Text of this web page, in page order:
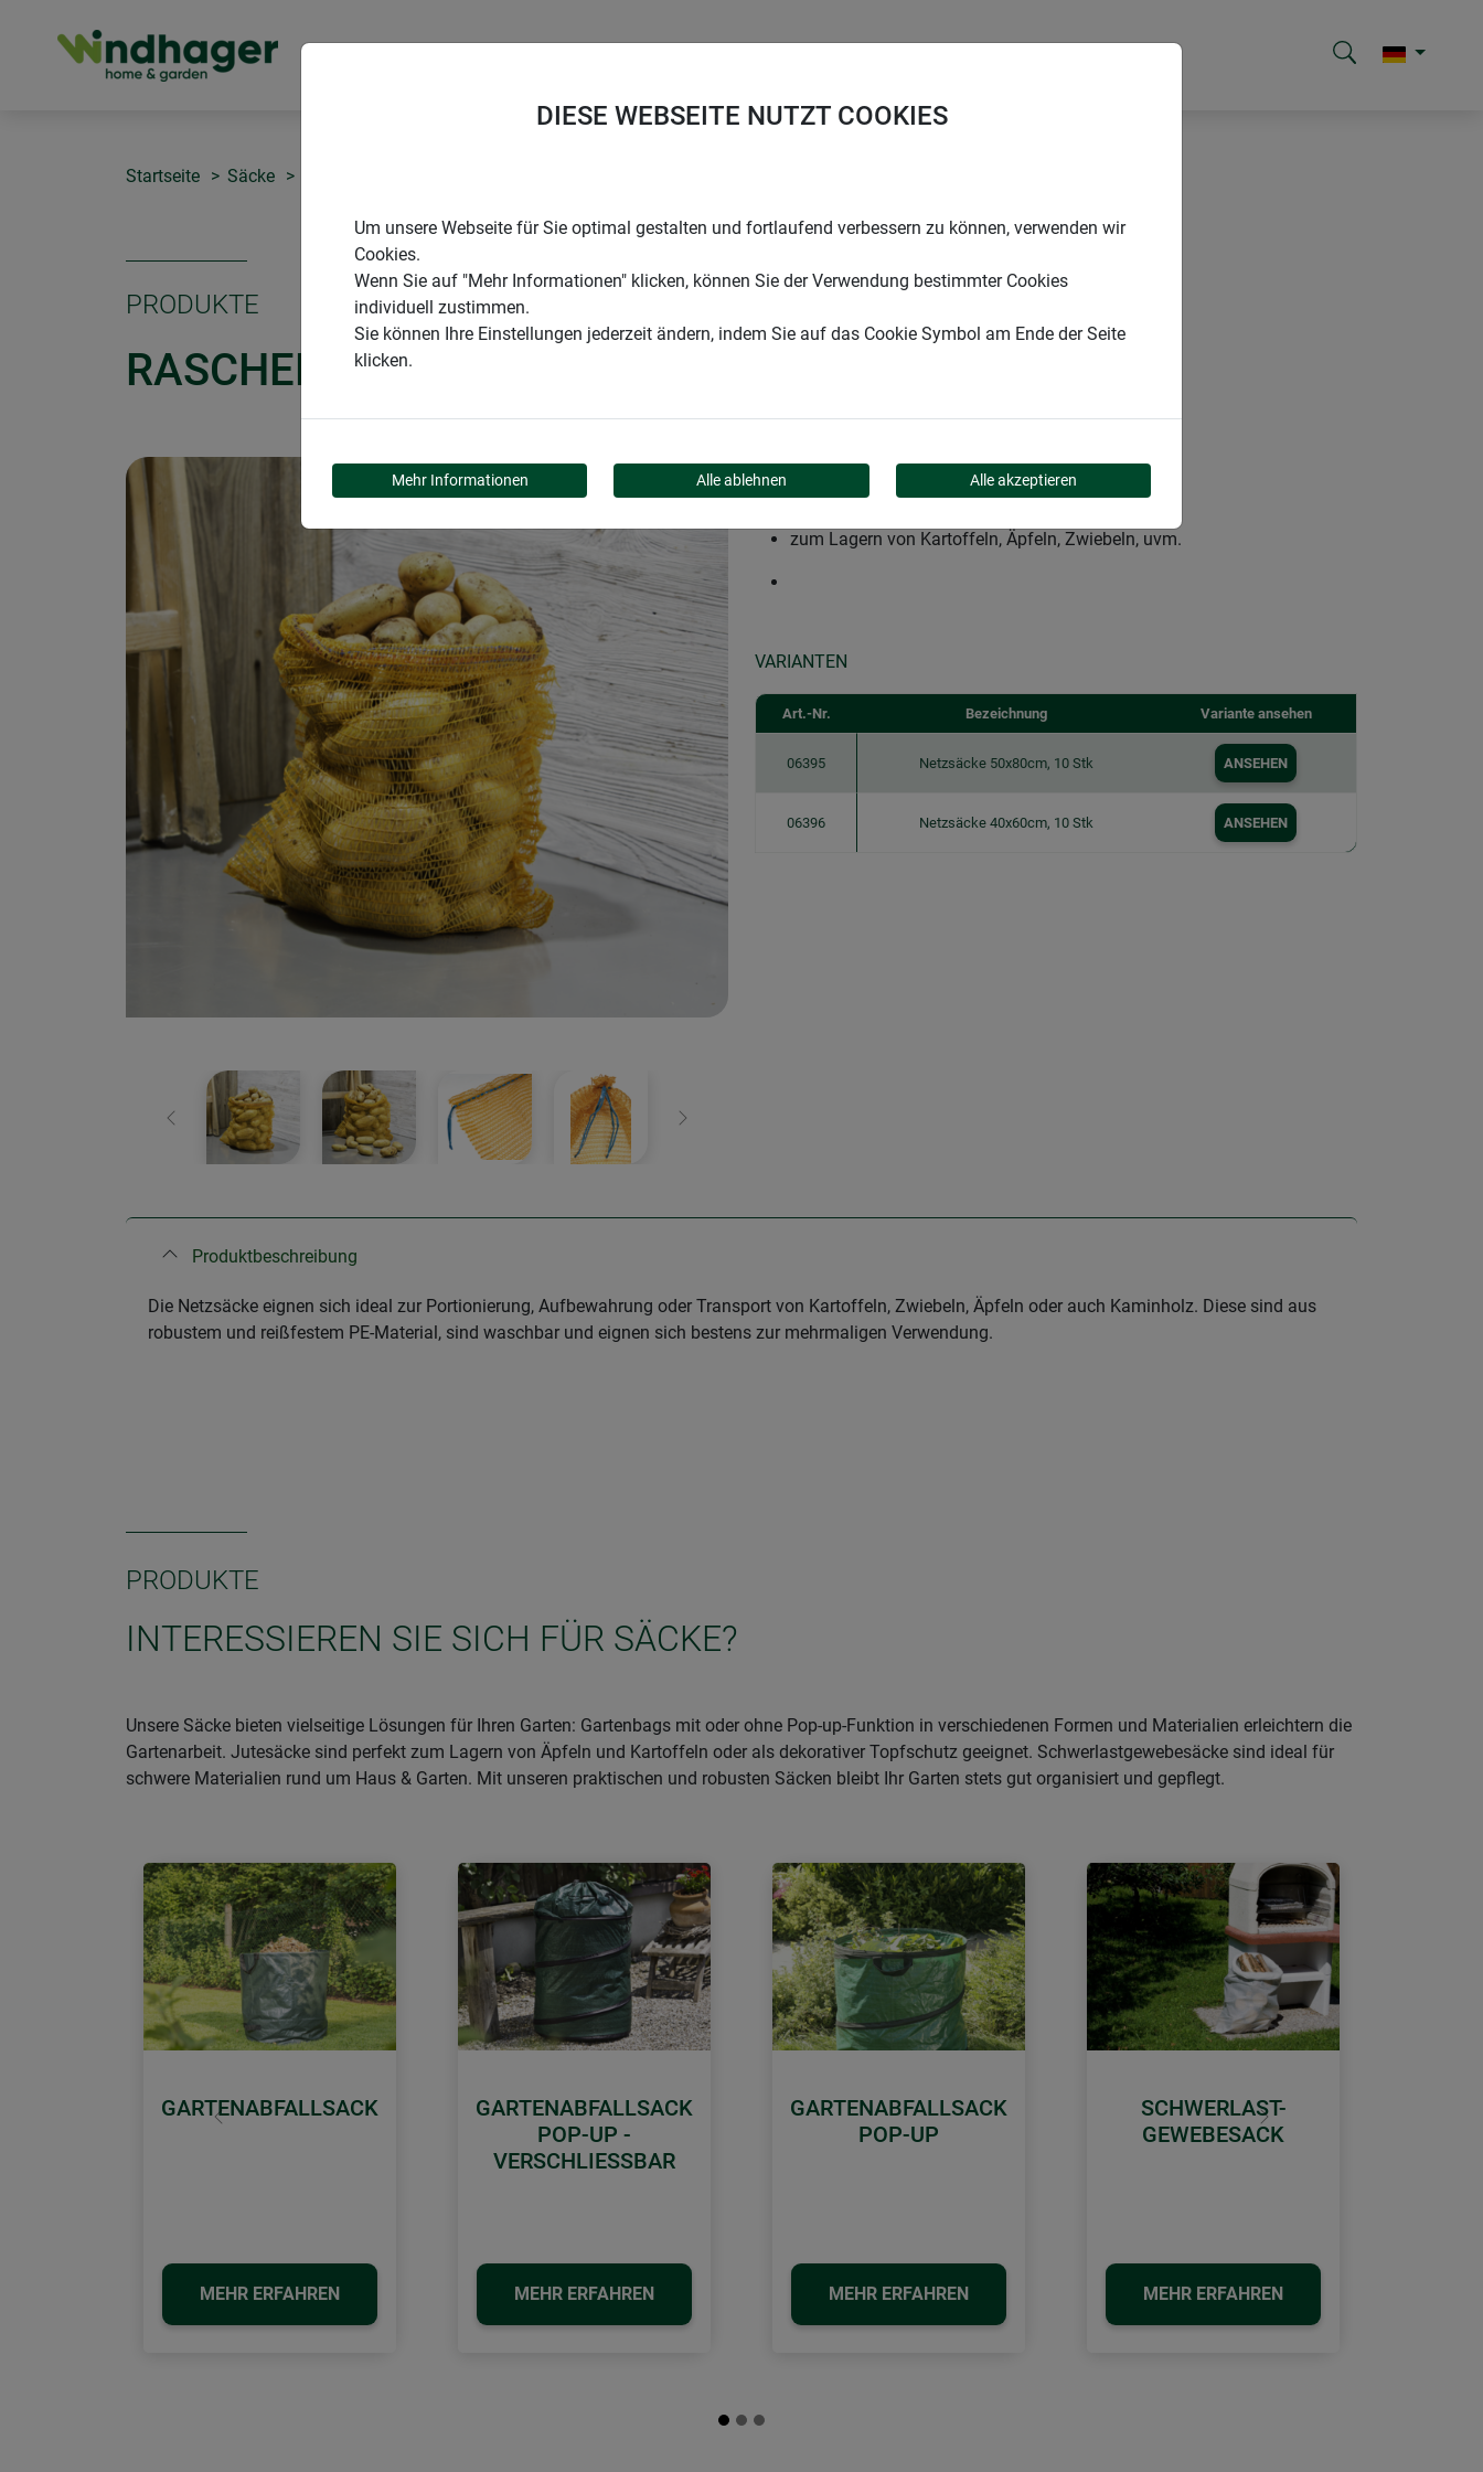
Startseite Säcke
PRODUKTE
RASCHELSACK/NETZSACK
Zurück Weiter
​robust und luftdurchlässig
zum Lagern von Kartoffeln, Äpfeln, Zwiebeln, uvm.
VARIANTEN
Art.-Nr. Bezeichnung Variante ansehen
06395 Netzsäcke 50x80cm, 10 Stk ANSEHEN
06396 Netzsäcke 40x60cm, 10 Stk ANSEHEN
Produktbeschreibung
Die Netzsäcke eignen sich ideal zur Portionierung, Aufbewahrung oder Transport von Kartoffeln, Zwiebeln, Äpfeln oder auch Kaminholz. Diese sind aus
robustem und reißfestem PE-Material, sind waschbar und eignen sich bestens zur mehrmaligen Verwendung.
PRODUKTE
INTERESSIEREN SIE SICH FÜR SÄCKE?
Unsere Säcke bieten vielseitige Lösungen für Ihren Garten: Gartenbags mit oder ohne Pop-up-Funktion in verschiedenen Formen und Materialien erleichtern die
Gartenarbeit. Jutesäcke sind perfekt zum Lagern von Äpfeln und Kartoffeln oder als dekorativer Topfschutz geeignet. Schwerlastgewebesäcke sind ideal für
schwere Materialien rund um Haus & Garten. Mit unseren praktischen und robusten Säcken bleibt Ihr Garten stets gut organisiert und gepflegt.
GARTENABFALLSACK
MEHR ERFAHREN
GARTENABFALLSACK
POP-UP -
VERSCHLIESSBAR
MEHR ERFAHREN
GARTENABFALLSACK
POP-UP
MEHR ERFAHREN
SCHWERLAST-
GEWEBESACK
MEHR ERFAHREN
Zurück Weiter
DIESE WEBSEITE NUTZT COOKIES
Um unsere Webseite für Sie optimal gestalten und fortlaufend verbessern zu können, verwenden wir
Cookies.
Wenn Sie auf "Mehr Informationen" klicken, können Sie der Verwendung bestimmter Cookies
individuell zustimmen.
Sie können Ihre Einstellungen jederzeit ändern, indem Sie auf das Cookie Symbol am Ende der Seite
klicken.
Mehr Informationen Alle ablehnen Alle akzeptieren